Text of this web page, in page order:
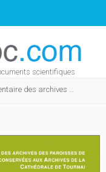
scientifiques
des paroisses de Tournai conservées aux Archives de la Cathédrale de Tournai